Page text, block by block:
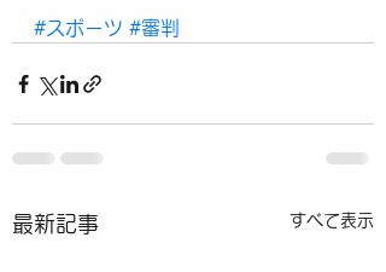
#スポーツ #審判
最新記事 すべて表示